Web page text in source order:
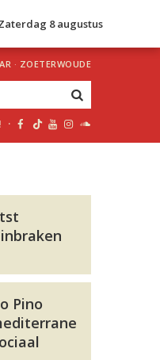
8 augustus
· ZOETERWOUDE
·
Pino